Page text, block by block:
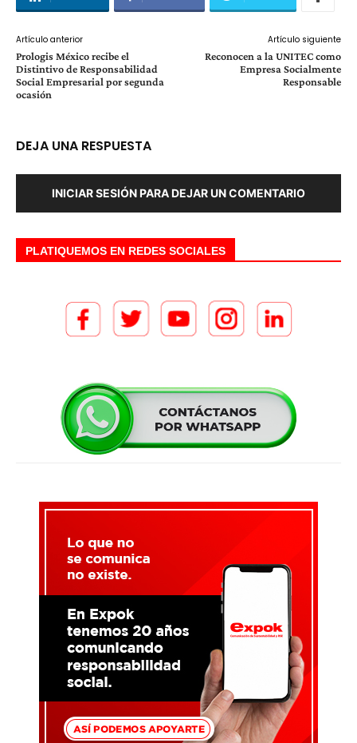
Artículo anterior
Prologis México recibe el
Distintivo de Responsabilidad
Social Empresarial por segunda
ocasión
Artículo siguiente
Reconocen a la UNITEC como
Empresa Socialmente
Responsable
DEJA UNA RESPUESTA
INICIAR SESIÓN PARA DEJAR UN COMENTARIO
PLATIQUEMOS EN REDES SOCIALES